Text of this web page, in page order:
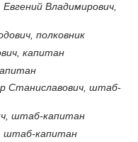
Владимирович,
полковник
капитан
Станиславович, штаб-
штаб-капитан
штаб-капитан